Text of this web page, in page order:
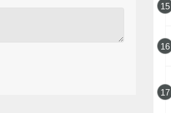
15
16
17